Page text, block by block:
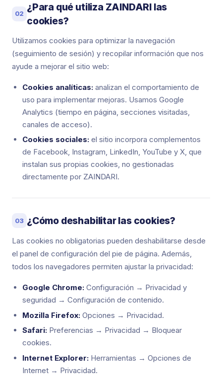
02
¿Para qué utiliza ZAINDARI las
cookies?
Utilizamos cookies para optimizar la navegación
(seguimiento de sesión) y recopilar información que nos
ayude a mejorar el sitio web:
Cookies analíticas:analizan el comportamiento de
uso para implementar mejoras. Usamos Google
Analytics (tiempo en página, secciones visitadas,
canales de acceso).
Cookies sociales:el sitio incorpora complementos
de Facebook, Instagram, LinkedIn, YouTube y X, que
instalan sus propias cookies, no gestionadas
directamente por ZAINDARI.
03 ¿Cómo deshabilitar las cookies?
Las cookies no obligatorias pueden deshabilitarse desde
el panel de configuración del pie de página. Además,
todos los navegadores permiten ajustar la privacidad:
Google Chrome:Configuración → Privacidad y
seguridad → Configuración de contenido.
Mozilla Firefox:Opciones → Privacidad.
Safari:Preferencias → Privacidad → Bloquear
cookies.
Internet Explorer:Herramientas → Opciones de
Internet → Privacidad.